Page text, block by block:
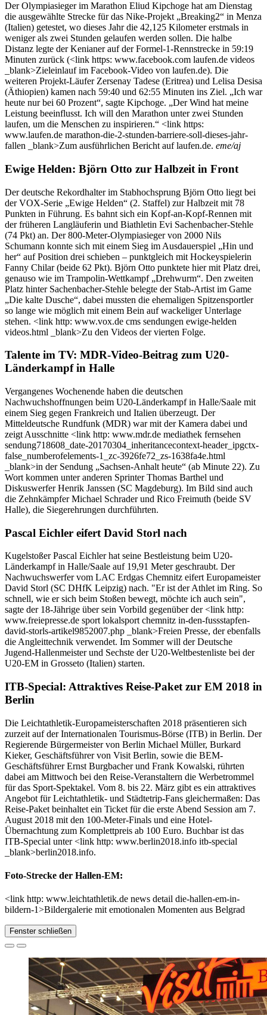
Der Olympiasieger im Marathon Eliud Kipchoge hat am Dienstag
die ausgewählte Strecke für das Nike-Projekt „Breaking2“ in Menza
(Italien) getestet, wo dieses Jahr die 42,125 Kilometer erstmals in
weniger als zwei Stunden gelaufen werden sollen. Die halbe
Distanz legte der Kenianer auf der Formel-1-Rennstrecke in 59:19
Minuten zurück (<link https: www.facebook.com laufen.de videos
_blank>Zieleinlauf im Facebook-Video von laufen.de). Die
weiteren Projekt-Läufer Zersenay Tadese (Eritrea) und Lelisa Desisa
(Äthiopien) kamen nach 59:40 und 62:55 Minuten ins Ziel. „Ich war
heute nur bei 60 Prozent“, sagte Kipchoge. „Der Wind hat meine
Leistung beeinflusst. Ich will den Marathon unter zwei Stunden
laufen, um die Menschen zu inspirieren.“ <link https:
www.laufen.de marathon-die-2-stunden-barriere-soll-dieses-jahr-
fallen _blank>Zum ausführlichen Bericht auf laufen.de. eme/aj
Ewige Helden: Björn Otto zur Halbzeit in Front
Der deutsche Rekordhalter im Stabhochsprung Björn Otto liegt bei
der VOX-Serie „Ewige Helden“ (2. Staffel) zur Halbzeit mit 78
Punkten in Führung. Es bahnt sich ein Kopf-an-Kopf-Rennen mit
der früheren Langläuferin und Biathletin Evi Sachenbacher-Stehle
(74 Pkt) an. Der 800-Meter-Olympiasieger von 2000 Nils
Schumann konnte sich mit einem Sieg im Ausdauerspiel „Hin und
her“ auf Position drei schieben – punktgleich mit Hockeyspielerin
Fanny Chilar (beide 62 Pkt). Björn Otto punktete hier mit Platz drei,
genauso wie im Trampolin-Wettkampf „Drehwurm“. Den zweiten
Platz hinter Sachenbacher-Stehle belegte der Stab-Artist im Game
„Die kalte Dusche“, dabei mussten die ehemaligen Spitzensportler
so lange wie möglich mit einem Bein auf wackeliger Unterlage
stehen. <link http: www.vox.de cms sendungen ewige-helden
videos.html _blank>Zu den Videos der vierten Folge.
Talente im TV: MDR-Video-Beitrag zum U20-
Länderkampf in Halle
Vergangenes Wochenende haben die deutschen
Nachwuchshoffnungen beim U20-Länderkampf in Halle/Saale mit
einem Sieg gegen Frankreich und Italien überzeugt. Der
Mitteldeutsche Rundfunk (MDR) war mit der Kamera dabei und
zeigt Ausschnitte <link http: www.mdr.de mediathek fernsehen
sendung718608_date-20170304_inheritancecontext-header_ipgctx-
false_numberofelements-1_zc-3926fe72_zs-1638fa4e.html
_blank>in der Sendung „Sachsen-Anhalt heute“ (ab Minute 22). Zu
Wort kommen unter anderen Sprinter Thomas Barthel und
Diskuswerfer Henrik Janssen (SC Magdeburg). Im Bild sind auch
die Zehnkämpfer Michael Schrader und Rico Freimuth (beide SV
Halle), die Siegerehrungen durchführten.
Pascal Eichler eifert David Storl nach
Kugelstoßer Pascal Eichler hat seine Bestleistung beim U20-
Länderkampf in Halle/Saale auf 19,91 Meter geschraubt. Der
Nachwuchswerfer vom LAC Erdgas Chemnitz eifert Europameister
David Storl (SC DHfK Leipzig) nach. "Er ist der Athlet im Ring. So
schnell, wie er sich beim Stoßen bewegt, möchte ich auch sein",
sagte der 18-Jährige über sein Vorbild gegenüber der <link http:
www.freiepresse.de sport lokalsport chemnitz in-den-fussstapfen-
david-storls-artikel9852007.php _blank>Freien Presse, der ebenfalls
die Angleittechnik verwendet. Im Sommer will der Deutsche
Jugend-Hallenmeister und Sechste der U20-Weltbestenliste bei der
U20-EM in Grosseto (Italien) starten.
ITB-Special: Attraktives Reise-Paket zur EM 2018 in
Berlin
Die Leichtathletik-Europameisterschaften 2018 präsentieren sich
zurzeit auf der Internationalen Tourismus-Börse (ITB) in Berlin. Der
Regierende Bürgermeister von Berlin Michael Müller, Burkard
Kieker, Geschäftsführer von Visit Berlin, sowie die BEM-
Geschäftsführer Ernst Burgbacher und Frank Kowalski, rührten
dabei am Mittwoch bei den Reise-Veranstaltern die Werbetrommel
für das Sport-Spektakel. Vom 8. bis 22. März gibt es ein attraktives
Angebot für Leichtathletik- und Städtetrip-Fans gleichermaßen: Das
Reise-Paket beinhaltet ein Ticket für die erste Abend Session am 7.
August 2018 mit den 100-Meter-Finals und eine Hotel-
Übernachtung zum Komplettpreis ab 100 Euro. Buchbar ist das
ITB-Special unter <link http: www.berlin2018.info itb-special
_blank>berlin2018.info.
Foto-Strecke der Hallen-EM:
<link http: www.leichtathletik.de news detail die-hallen-em-in-
bildern-1>Bildergalerie mit emotionalen Momenten aus Belgrad
Fenster schließen